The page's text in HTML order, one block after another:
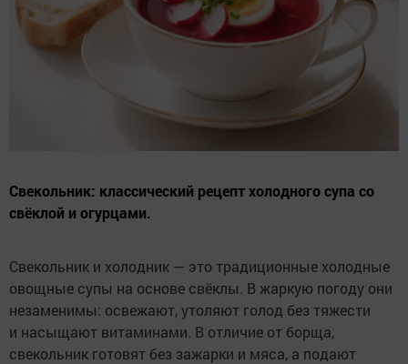
Свекольник: классический рецепт холодного супа со
свёклой и огурцами.
Свекольник и холодник — это традиционные холодные
овощные супы на основе свёклы. В жаркую погоду они
незаменимы: освежают, утоляют голод без тяжести
и насыщают витаминами. В отличие от борща,
свекольник готовят без зажарки и мяса, а подают